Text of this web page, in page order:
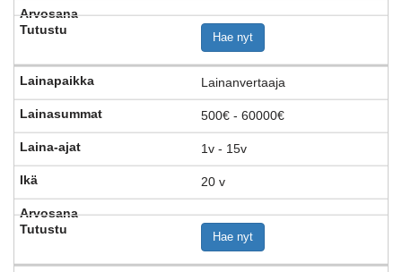
Hae nyt
Lainanvertaaja
500€ - 60000€
1v - 15v
20 v
Hae nyt